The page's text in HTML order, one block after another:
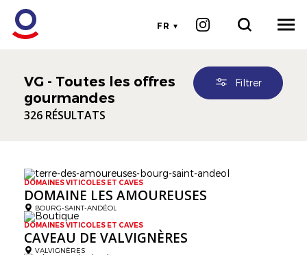
FR
VG - Toutes les offres
gourmandes
Filtrer
326 RÉSULTATS
DOMAINES VITICOLES ET CAVES
DOMAINE LES AMOUREUSES
BOURG-SAINT-ANDÉOL
DOMAINES VITICOLES ET CAVES
CAVEAU DE VALVIGNÈRES
VALVIGNÈRES